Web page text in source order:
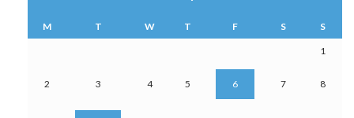
M T W T F S S
1
2 3 4 5 6 7 8